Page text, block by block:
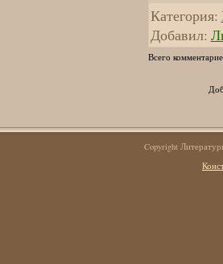
Категория:
Добавил:
Всего
Copyright